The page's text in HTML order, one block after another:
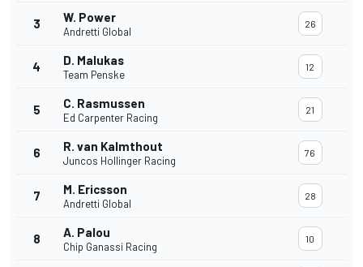
3 W. Power
Andretti Global
26
4 D. Malukas
Team Penske
12
5 C. Rasmussen
Ed Carpenter Racing
21
6 R. van Kalmthout
Juncos Hollinger Racing
76
7 M. Ericsson
Andretti Global
28
8 A. Palou
Chip Ganassi Racing
10